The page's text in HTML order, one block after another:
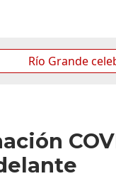
celebra el Mes